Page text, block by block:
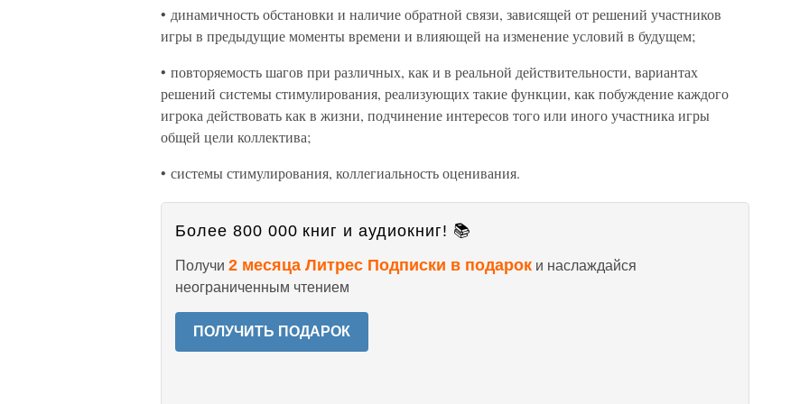
• динамичность обстановки и наличие обратной связи, зависящей от решений участников
игры в предыдущие моменты времени и влияющей на изменение условий в будущем;
• повторяемость шагов при различных, как и в реальной действительности, вариантах
решений системы стимулирования, реализующих такие функции, как побуждение каждого
игрока действовать как в жизни, подчинение интересов того или иного участника игры
общей цели коллектива;
• системы стимулирования, коллегиальность оценивания.
Более 800 000 книг и аудиокниг! 📚
Получи 2 месяца Литрес Подписки в подарок и наслаждайся
неограниченным чтением
ПОЛУЧИТЬ ПОДАРОК